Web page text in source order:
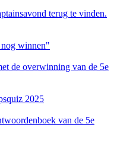
terug te vinden.
winnen"
de overwinning van de 5e
2025
van de 5e